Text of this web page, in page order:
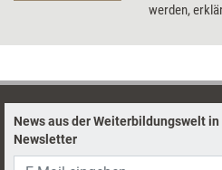
werden,
News aus der Weiterbildungswelt
Newsletter